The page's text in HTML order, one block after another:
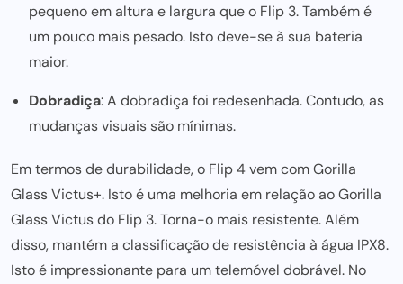
pequeno em altura e largura que o Flip 3. Também é
um pouco mais pesado. Isto deve-se à sua bateria
maior.
Dobradiça: A dobradiça foi redesenhada. Contudo, as
mudanças visuais são mínimas.
Em termos de durabilidade, o Flip 4 vem com Gorilla
Glass Victus+. Isto é uma melhoria em relação ao Gorilla
Glass Victus do Flip 3. Torna-o mais resistente. Além
disso, mantém a classificação de resistência à água IPX8.
Isto é impressionante para um telemóvel dobrável. No